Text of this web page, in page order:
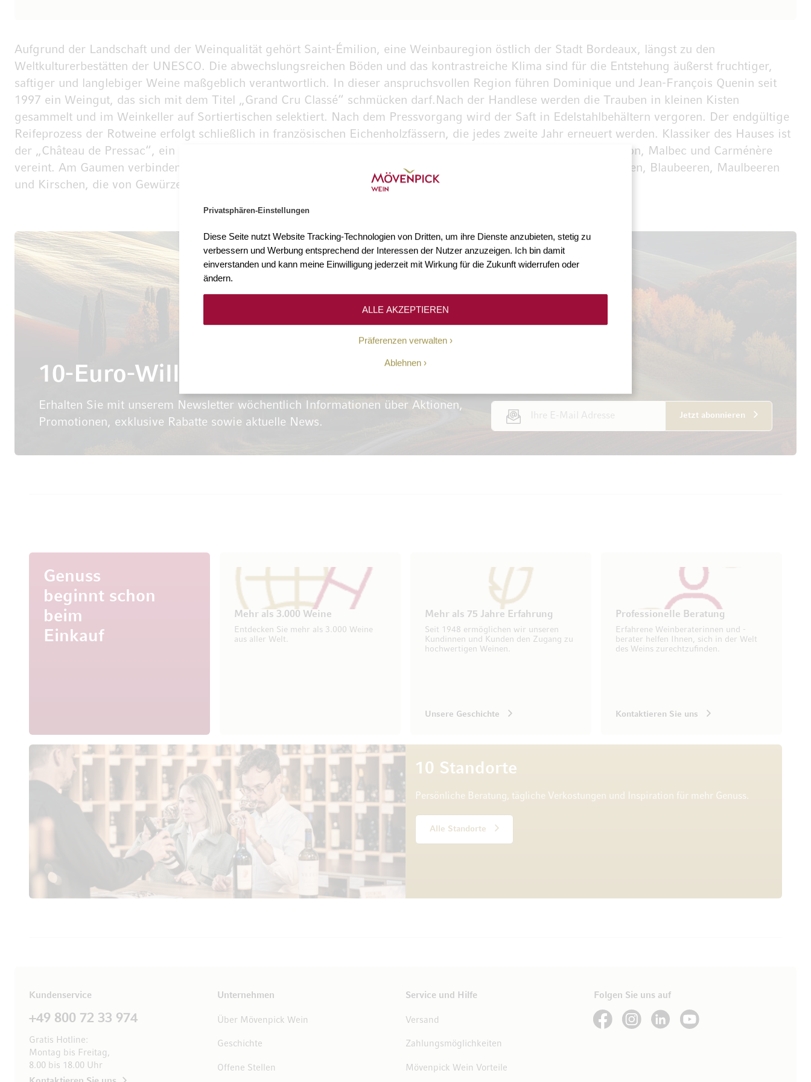
Privatsphären-Einstellungen
Diese Seite nutzt Website Tracking-Technologien von Dritten, um ihre Dienste anzubieten, stetig zu
verbessern und Werbung entsprechend der Interessen der Nutzer anzuzeigen. Ich bin damit
einverstanden und kann meine Einwilligung jederzeit mit Wirkung für die Zukunft widerrufen oder
ändern.
Präferenzen verwalten
Ablehnen
ALLE AKZEPTIEREN
Aufgrund der Landschaft und der Weinqualität gehört Saint-Émilion, eine Weinbauregion östlich der Stadt Bordeaux, längst zu den
Weltkulturerbestätten der UNESCO. Die abwechslungsreichen Böden und das kontrastreiche Klima sind für die Entstehung äußerst fruchtiger,
saftiger und langlebiger Weine maßgeblich verantwortlich. In dieser anspruchsvollen Region führen Dominique und Jean-François Quenin seit
1997 ein Weingut, das sich mit dem Titel „Grand Cru Classé“ schmücken darf.Nach der Handlese werden die Trauben in kleinen Kisten
gesammelt und im Weinkeller auf Sortiertischen selektiert. Nach dem Pressvorgang wird der Saft in Edelstahlbehältern vergoren. Der endgültige
Reifeprozess der Rotweine erfolgt schließlich in französischen Eichenholzfässern, die jedes zweite Jahr erneuert werden. Klassiker des Hauses ist
der „Château de Pressac“, ein aromatischer Rotwein, der die Rebsorten Merlot, Cabernet Franc, Cabernet Sauvignon, Malbec und Carménère
vereint. Am Gaumen verbinden elegante und geschmeidige Tannine sich mit schwarzen Johannisbeeren, Brombeeren, Blaubeeren, Maulbeeren
und Kirschen, die von Gewürzen und einer subtilen Unterholznote begleitet werden.
10-Euro-Willkommens-Gutschein
Erhalten Sie mit unserem Newsletter wöchentlich Informationen über Aktionen,
Promotionen, exklusive Rabatte sowie aktuelle News.
Jetzt abonnieren
Genuss
beginnt schon
beim
Einkauf
Mehr als 3.000 Weine
Entdecken Sie mehr als 3.000 Weine
aus aller Welt.
Mehr als 75 Jahre Erfahrung
Seit 1948 ermöglichen wir unseren
Kundinnen und Kunden den Zugang zu
hochwertigen Weinen.
Unsere Geschichte
Professionelle Beratung
Erfahrene Weinberaterinnen und -
berater helfen Ihnen, sich in der Welt
des Weins zurechtzufinden.
Kontaktieren Sie uns
10 Standorte
Persönliche Beratung, tägliche Verkostungen und Inspiration für mehr Genuss.
Alle Standorte
Kundenservice
+49 800 72 33 974
Gratis Hotline:
Montag bis Freitag,
8.00 bis 18.00 Uhr
Unternehmen
Über Mövenpick Wein
Geschichte
Offene Stellen
Service und Hilfe
Versand
Zahlungsmöglichkeiten
Mövenpick Wein Vorteile
Folgen Sie uns auf
See our FacebookSee our Instagram account
See our LinkedInSee our YouTube channel